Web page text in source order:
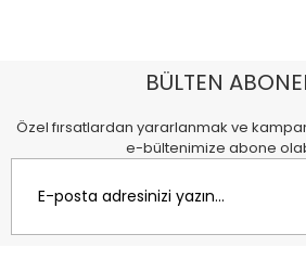
BÜLTEN
Özel fırsatlardan yararlanmak ve
e-bültenimize abone